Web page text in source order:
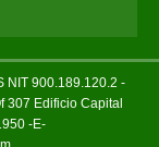
NIT 900.189.120.2 -
307 Edificio Capital
-E-